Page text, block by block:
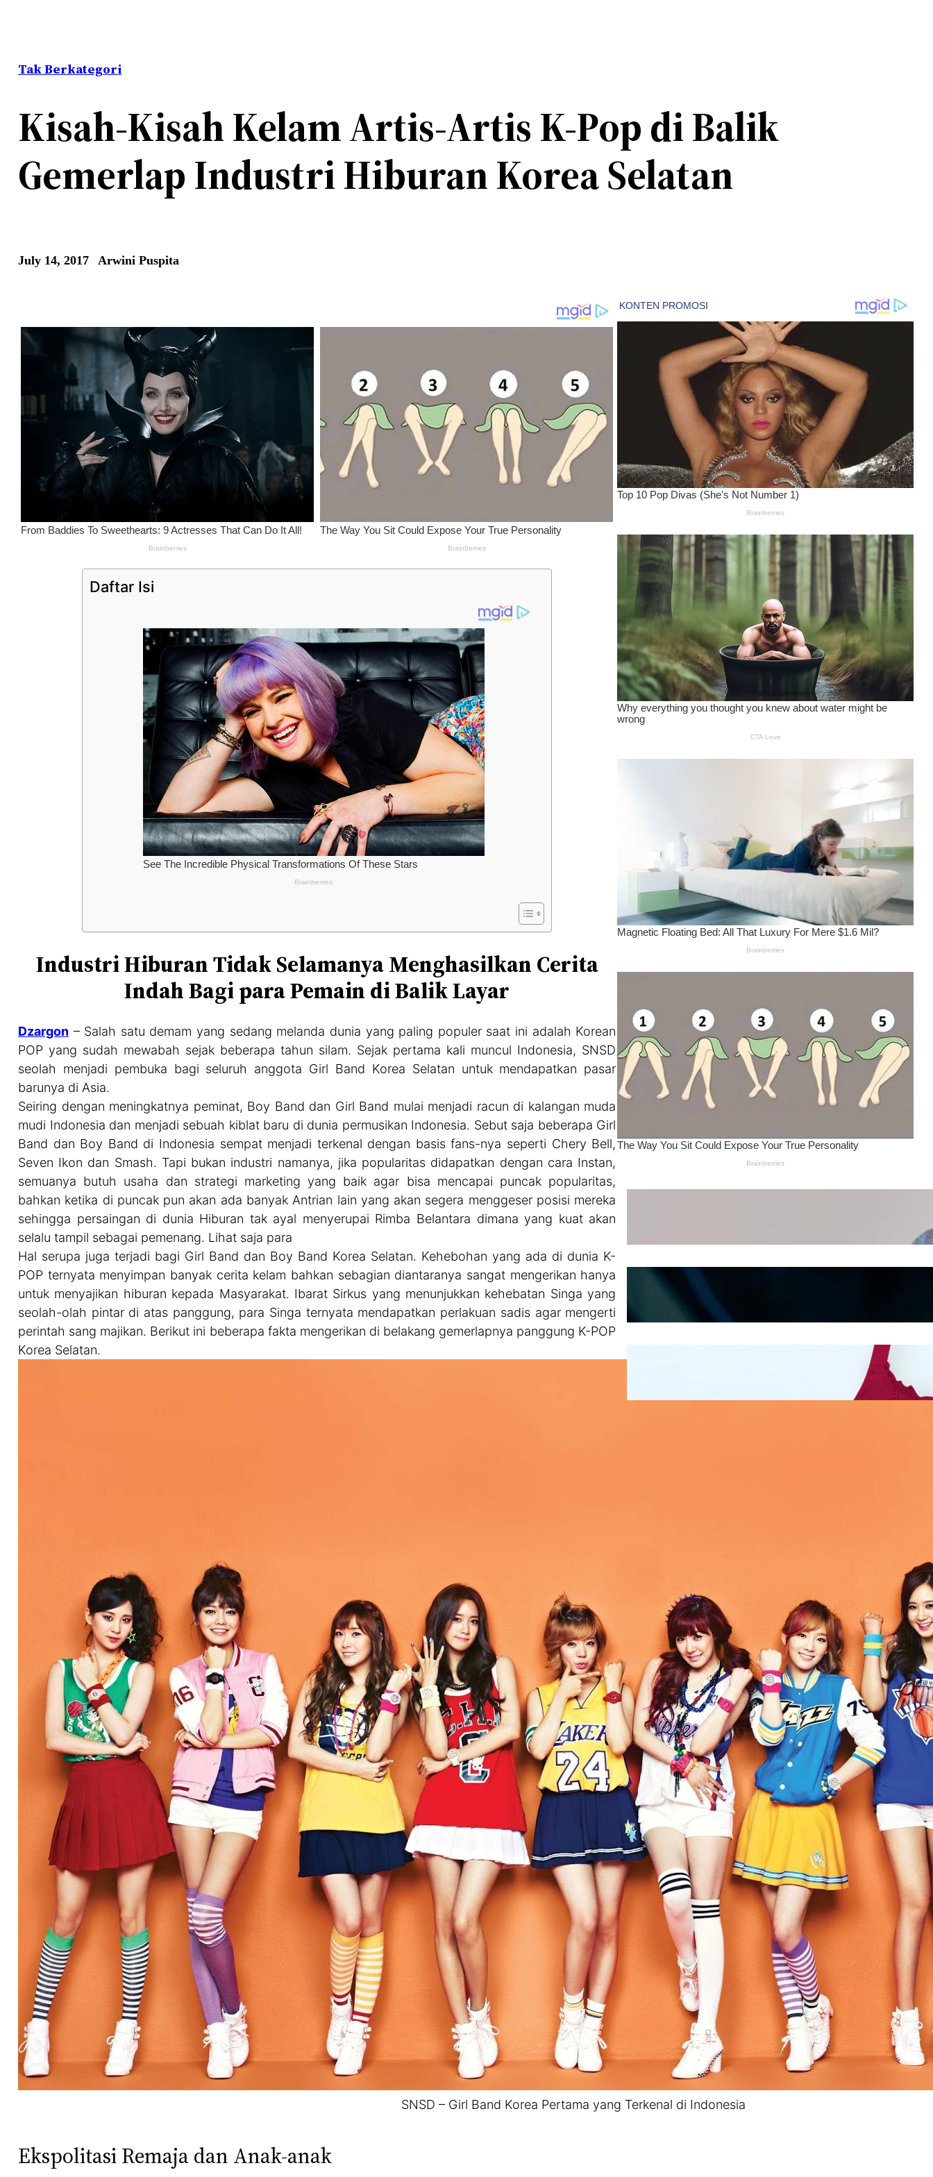
Tak Berkategori
Kisah-Kisah Kelam Artis-Artis K-Pop di Balik
Gemerlap Industri Hiburan Korea Selatan
July 14, 2017 Arwini Puspita
Daftar Isi
Industri Hiburan Tidak Selamanya Menghasilkan Cerita
Indah Bagi para Pemain di Balik Layar
Dzargon – Salah satu demam yang sedang melanda dunia yang paling populer saat ini adalah Korean
POP yang sudah mewabah sejak beberapa tahun silam. Sejak pertama kali muncul Indonesia, SNSD
seolah menjadi pembuka bagi seluruh anggota Girl Band Korea Selatan untuk mendapatkan pasar
barunya di Asia.
Seiring dengan meningkatnya peminat, Boy Band dan Girl Band mulai menjadi racun di kalangan muda
mudi Indonesia dan menjadi sebuah kiblat baru di dunia permusikan Indonesia. Sebut saja beberapa Girl
Band dan Boy Band di Indonesia sempat menjadi terkenal dengan basis fans-nya seperti Chery Bell,
Seven Ikon dan Smash. Tapi bukan industri namanya, jika popularitas didapatkan dengan cara Instan,
semuanya butuh usaha dan strategi marketing yang baik agar bisa mencapai puncak popularitas,
bahkan ketika di puncak pun akan ada banyak Antrian lain yang akan segera menggeser posisi mereka
sehingga persaingan di dunia Hiburan tak ayal menyerupai Rimba Belantara dimana yang kuat akan
selalu tampil sebagai pemenang. Lihat saja para
Hal serupa juga terjadi bagi Girl Band dan Boy Band Korea Selatan. Kehebohan yang ada di dunia K-
POP ternyata menyimpan banyak cerita kelam bahkan sebagian diantaranya sangat mengerikan hanya
untuk menyajikan hiburan kepada Masyarakat. Ibarat Sirkus yang menunjukkan kehebatan Singa yang
seolah-olah pintar di atas panggung, para Singa ternyata mendapatkan perlakuan sadis agar mengerti
perintah sang majikan. Berikut ini beberapa fakta mengerikan di belakang gemerlapnya panggung K-POP
Korea Selatan.
SNSD – Girl Band Korea Pertama yang Terkenal di Indonesia
Ekspolitasi Remaja dan Anak-anak
Wanita Pamer Pakaian
Kepribadian
Mengintip Kepribadian
Wanita Dari Warna Bra